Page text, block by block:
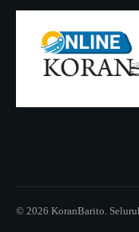
© 2026 KoranBarito.